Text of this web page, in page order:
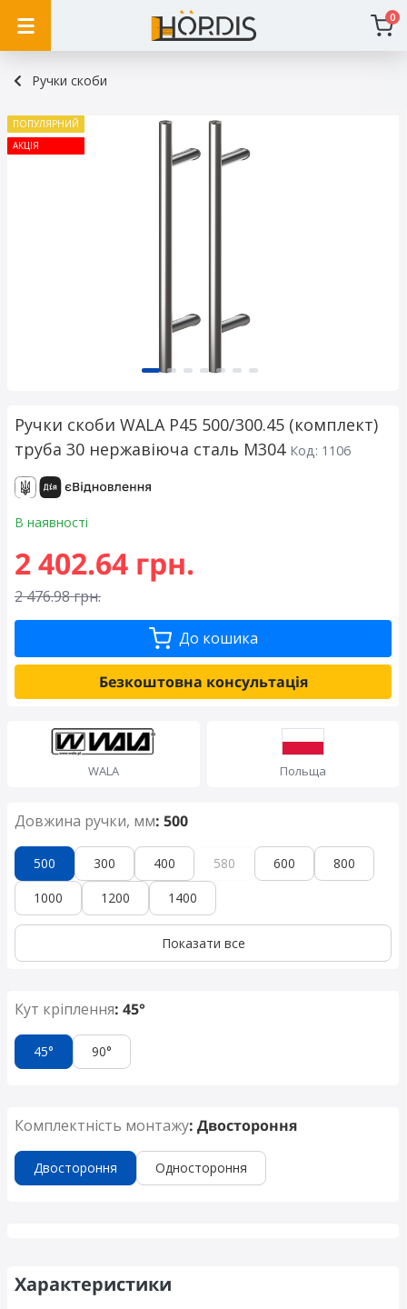
0
Ручки скоби
ПОПУЛЯРНИЙ
АКЦІЯ
Ручки скоби WALA P45 500/300.45 (комплект)
труба 30 нержавіюча сталь М304 Код: 1106
В наявності
2 402.64 грн.
2 476.98 грн.
До кошика
Безкоштовна консультація
WALA Польща
Довжина ручки, мм: 500
300 400
500 580 600
800
1000
1200 1400
Показати все
Кут кріплення: 45°
90°
45°
Комплектність монтажу: Двостороння
Двостороння Одностороння
Характеристики